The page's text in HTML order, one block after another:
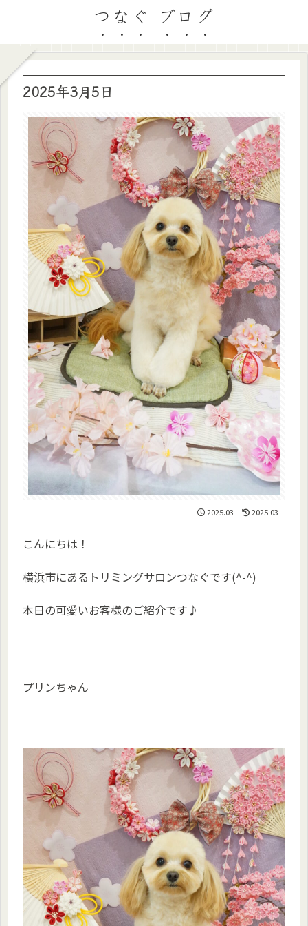
つなぐ ブログ
2025年3月5日
2025.03 2025.03
こんにちは！
横浜市にあるトリミングサロンつなぐです(^-^)
本日の可愛いお客様のご紹介です♪
プリンちゃん